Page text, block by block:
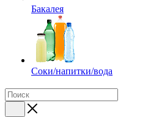
Бакалея
Соки/напитки/вода